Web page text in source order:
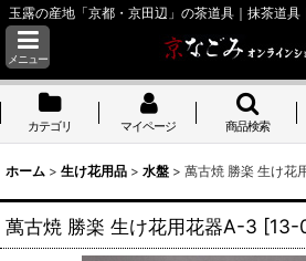
玉露の産地「京都・京田辺」の茶道具｜抹茶道具
メニュー
カテゴリ マイページ 商品検索
ホーム > 生け花用品 > 水盤 > 萬古焼 勝楽 生け花
萬古焼 勝楽 生け花用花器A-3 [13-